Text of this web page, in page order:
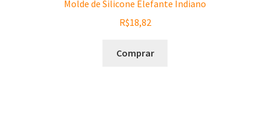
Molde de Silicone Elefante Indiano
R$18,82
Comprar